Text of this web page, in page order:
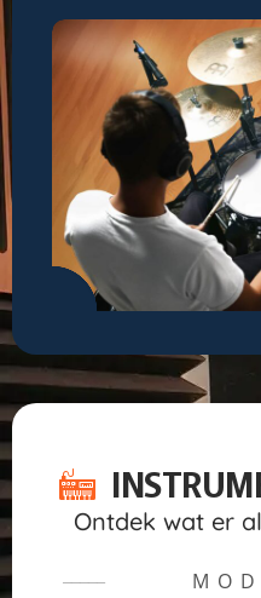
Ontdek wat er
─────